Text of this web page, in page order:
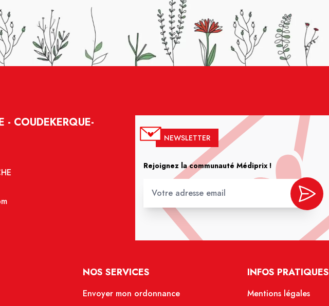
- COUDEKERQUE-
NEWSLETTER
Rejoignez la communauté Médiprix !
NOS SERVICES
Envoyer mon ordonnance
INFOS PRATIQUES
Mentions légales